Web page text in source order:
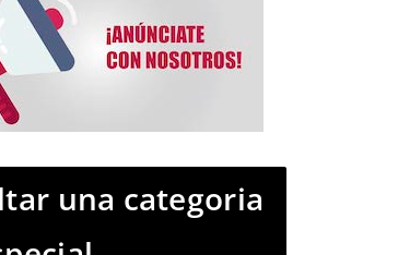
una categoria